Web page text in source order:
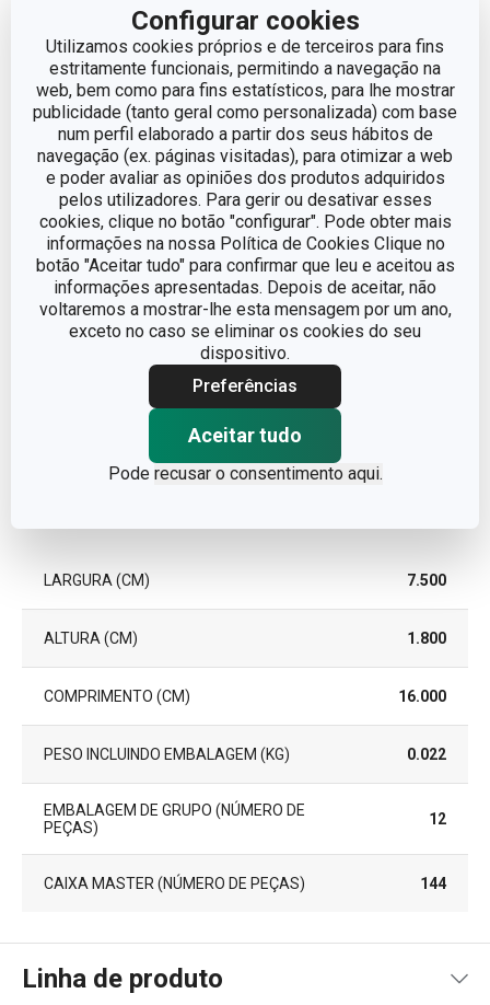
Configurar cookies
Utilizamos cookies próprios e de terceiros para fins
estritamente funcionais, permitindo a navegação na
web, bem como para fins estatísticos, para lhe mostrar
publicidade (tanto geral como personalizada) com base
num perfil elaborado a partir dos seus hábitos de
navegação (ex. páginas visitadas), para otimizar a web
e poder avaliar as opiniões dos produtos adquiridos
pelos utilizadores. Para gerir ou desativar esses
cookies, clique no botão "configurar". Pode obter mais
informações na nossa Política de Cookies Clique no
botão "Aceitar tudo" para confirmar que leu e aceitou as
informações apresentadas. Depois de aceitar, não
voltaremos a mostrar-lhe esta mensagem por um ano,
exceto no caso se eliminar os cookies do seu
dispositivo.
Preferências
Aceitar tudo
Pode recusar o consentimento aqui.
COMPRIMENTO (CM)
Outros parâmetros
CATEGORIA Cortadores e rodas
LINHA DE PRODUTO DELÍCIA
MATERIAL Metal
TIPO cortador
GARANTIA (EM ANOS)
LARGURA (CM) 7.500
ALTURA (CM) 1.800
COMPRIMENTO (CM) 16.000
PESO INCLUINDO EMBALAGEM (KG) 0.022
EMBALAGEM DE GRUPO (NÚMERO DE
PEÇAS)
12
CAIXA MASTER (NÚMERO DE PEÇAS) 144
Linha de produto